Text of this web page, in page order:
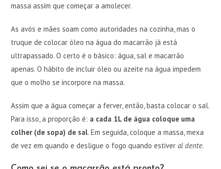
massa assim que começar a amolecer.
As avós e mães soam como autoridades na cozinha, mas o
truque de colocar óleo na água do macarrão já está
ultrapassado. O certo é o básico: água, sal e macarrão
apenas. O hábito de incluir óleo ou azeite na água impedem
que o molho se incorpore na massa.
Assim que a água começar a ferver, então, basta colocar o sal.
Para isso, a proporção é: a cada 1L de água coloque uma
colher (de sopa) de sal. Em seguida, coloque a massa, mexa
de vez em quando e desligue o fogo quando estiveral dente.